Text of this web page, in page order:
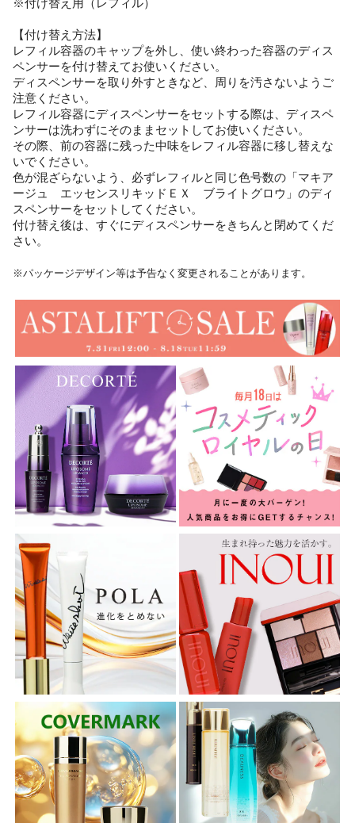
※付け替え用（レフィル）
【付け替え方法】
レフィル容器のキャップを外し、使い終わった容器のディス
ペンサーを付け替えてお使いください。
ディスペンサーを取り外すときなど、周りを汚さないようご
注意ください。
レフィル容器にディスペンサーをセットする際は、ディスペ
ンサーは洗わずにそのままセットしてお使いください。
その際、前の容器に残った中味をレフィル容器に移し替えな
いでください。
色が混ざらないよう、必ずレフィルと同じ色号数の「マキア
ージュ エッセンスリキッドＥＸ ブライトグロウ」のディ
スペンサーをセットしてください。
付け替え後は、すぐにディスペンサーをきちんと閉めてくだ
さい。
※パッケージデザイン等は予告なく変更されることがあります。